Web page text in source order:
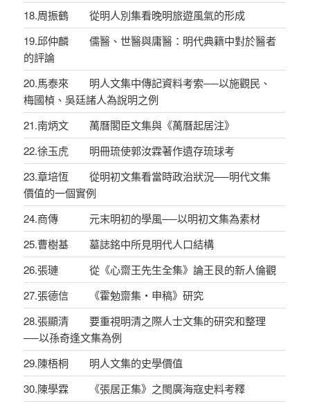
18.周振鶴 從明人別集看晚明旅遊風氣的形成
19.邱仲麟 儒醫、世醫與庸醫：明代典籍中對於醫者
的評論
20.馬泰來 明人文集中傳記資料考索──以施觀民、
梅國楨、吳廷諸人為說明之例
21.南炳文 萬曆閣臣文集與《萬曆起居注》
22.徐玉虎 明冊琉使郭汝霖著作遺存琉球考
23.章培恆 從明初文集看當時政治狀況──明代文集
價值的一個實例
24.商傳 元末明初的學風──以明初文集為素材
25.曹樹基 墓誌銘中所見明代人口結構
26.張璉 從《心齋王先生全集》論王艮的新人倫觀
27.張德信 《霍勉齋集‧申稿》研究
28.張顯清 要重視明清之際人士文集的研究和整理
──以孫奇逢文集為例
29.陳梧桐 明人文集的史學價值
30.陳學霖 《張居正集》之閩廣海寇史料考釋